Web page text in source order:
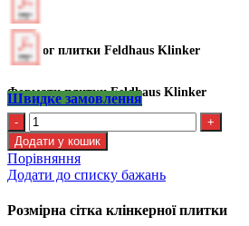
Каталог плитки Feldhaus Klinker
Формати плитки Feldhaus Klinker
Швидке замовлення
Kлінкерна
плитка
Feldhaus
R
970
NF14
кількість
Додати у кошик
Порівняння
Додати до списку бажань
Розмірна сітка клінкерної плитки